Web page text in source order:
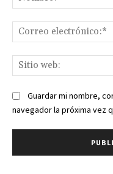
Guardar mi nombre,
navegador la próxima vez